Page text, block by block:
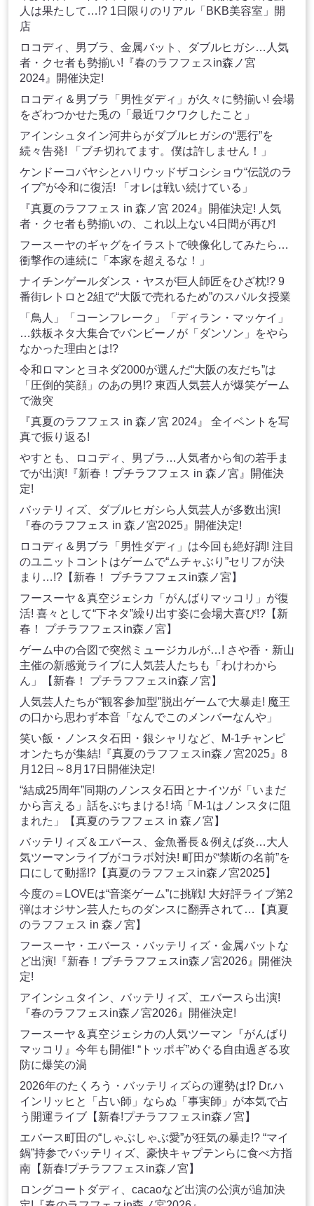
人は果たして…!? 1日限りのリアル「BKB美容室」開
店
ロコディ、男ブラ、金属バット、ダブルヒガシ…人気
者・クセ者も勢揃い!『春のラフフェスin森ノ宮
2024』開催決定!
ロコディ＆男ブラ「男性ダディ」が久々に勢揃い! 会場
をざわつかせた兎の「最近ワクワクしたこと」
アインシュタイン河井らがダブルヒガシの“悪行”を
続々告発! 「ブチ切れてます。僕は許しません！」
ケンドーコバヤシとハリウッドザコシショウ“伝説のラ
イブ”が令和に復活! 「オレは戦い続けている」
『真夏のラフフェス in 森ノ宮 2024』開催決定! 人気
者・クセ者も勢揃いの、これ以上ない4日間が再び!
フースーヤのギャグをイラストで映像化してみたら…
衝撃作の連続に「本家を超えるな！」
ナイチンゲールダンス・ヤスが巨人師匠をひざ枕!? 9
番街レトロと2組で“大阪で売れるため”のスパルタ授業
「鳥人」「コーンフレーク」「ディラン・マッケイ」
…鉄板ネタ大集合でバンビーノが「ダンソン」をやら
なかった理由とは!?
令和ロマンとヨネダ2000が選んだ“大阪の友だち”は
「圧倒的笑顔」のあの男!? 東西人気芸人が爆笑ゲーム
で激突
『真夏のラフフェス in 森ノ宮 2024』 全イベントを写
真で振り返る!
やすとも、ロコディ、男ブラ…人気者から旬の若手ま
でが出演!『新春！プチラフフェス in 森ノ宮』開催決
定!
バッテリィズ、ダブルヒガシら人気芸人が多数出演!
『春のラフフェス in 森ノ宮2025』開催決定!
ロコディ＆男ブラ「男性ダディ」は今回も絶好調! 注目
のユニットコントはゲームで“ムチャぶり”セリフが決
まり…!?【新春！ プチラフフェスin森ノ宮】
フースーヤ＆真空ジェシカ「がんばりマッコリ」が復
活! 喜々として“下ネタ”繰り出す姿に会場大喜び!?【新
春！ プチラフフェスin森ノ宮】
ゲーム中の合図で突然ミュージカルが…! さや香・新山
主催の新感覚ライブに人気芸人たちも「わけわから
ん」【新春！ プチラフフェスin森ノ宮】
人気芸人たちが“観客参加型”脱出ゲームで大暴走! 魔王
の口から思わず本音「なんでこのメンバーなんや」
笑い飯・ノンスタ石田・銀シャリなど、M-1チャンピ
オンたちが集結!『真夏のラフフェスin森ノ宮2025』8
月12日～8月17日開催決定!
“結成25周年”同期のノンスタ石田とナイツが「いまだ
から言える」話をぶちまける! 塙「M-1はノンスタに阻
まれた」【真夏のラフフェス in 森ノ宮】
バッテリィズ＆エバース、金魚番長＆例えば炎…大人
気ツーマンライブがコラボ対決! 町田が“禁断の名前”を
口にして動揺!?【真夏のラフフェスin森ノ宮2025】
今度の＝LOVEは“音楽ゲーム”に挑戦! 大好評ライブ第2
弾はオジサン芸人たちのダンスに翻弄されて…【真夏
のラフフェス in 森ノ宮】
フースーヤ・エバース・バッテリィズ・金属バットな
ど出演!『新春！プチラフフェスin森ノ宮2026』開催決
定!
アインシュタイン、バッテリィズ、エバースら出演!
『春のラフフェスin森ノ宮2026』開催決定!
フースーヤ＆真空ジェシカの人気ツーマン『がんばり
マッコリ』今年も開催! “トッポギ”めぐる自由過ぎる攻
防に爆笑の渦
2026年のたくろう・バッテリィズらの運勢は!? Dr.ハ
インリッヒと「占い師」ならぬ「事実師」が本気で占
う開運ライブ【新春!プチラフフェスin森ノ宮】
エバース町田の“しゃぶしゃぶ愛”が狂気の暴走!? “マイ
鍋”持参でバッテリィズ、豪快キャプテンらに食べ方指
南【新春!プチラフフェスin森ノ宮】
ロングコートダディ、cacaoなど出演の公演が追加決